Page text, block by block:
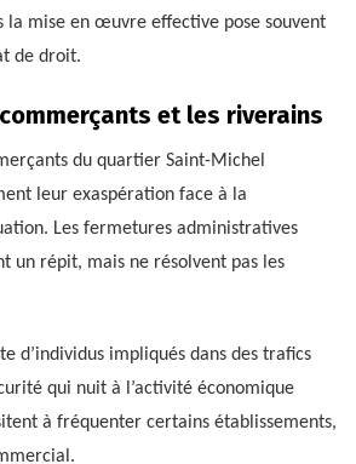
la mise en œuvre effective pose souvent
de droit.
et les riverains
du quartier Saint-Michel
leur exaspération face à la
Les fermetures administratives
un répit, mais ne résolvent pas les
d’individus impliqués dans des trafics
qui nuit à l’activité économique
à fréquenter certains établissements,